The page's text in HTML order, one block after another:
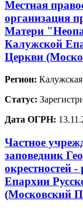
Местная
организация
Матери
Калужской
Церкви
Регион: Калужская
Статус:
Дата ОГРН:
Частное
заповедник
окрестностей
Епархии
(Московский